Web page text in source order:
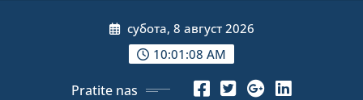
субота, 8 август 2026
10:01:09 AM
Pratite nas